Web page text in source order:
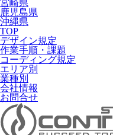
宮崎県
鹿児島県
沖縄県
TOP
デザイン規定
作業手順・課題
コーディング規定
エリア別
業種別
会社情報
お問合せ